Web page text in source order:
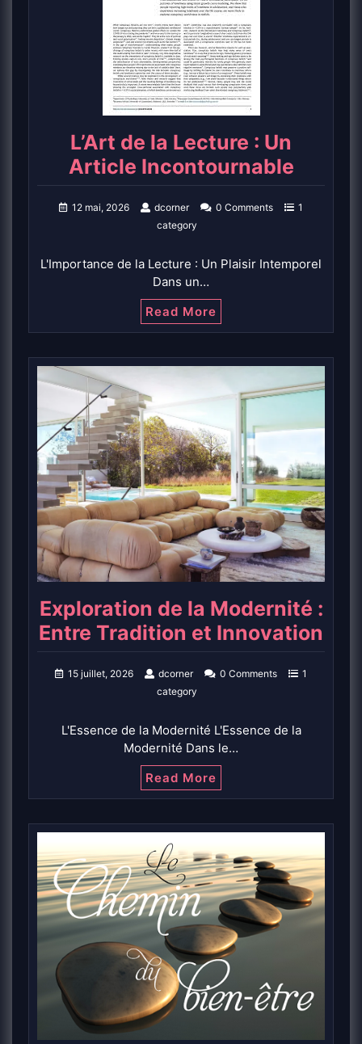
L’Art de la Lecture : Un
Article Incontournable
12 mai, 2026 dcorner 0 Comments
1
category
L'Importance de la Lecture : Un Plaisir Intemporel
Dans un…
Read More
Exploration de la Modernité :
Entre Tradition et Innovation
15 juillet, 2026 dcorner 0 Comments
1
category
L'Essence de la Modernité L'Essence de la
Modernité Dans le…
Read More